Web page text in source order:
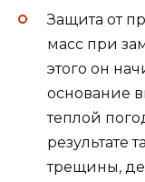
Защита от
масс при
этого он
основание
теплой
результате
трещины,